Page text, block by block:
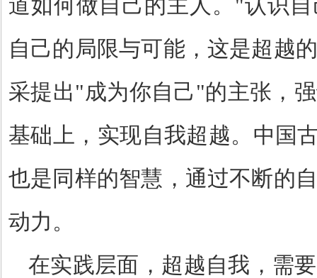
道如何做自己的主人。 "认识
自己的局限与可能，这是超越
采提出"成为你自己 "的主张，
基础上，实现自我超越。中国
也是同样的智慧，通过不断的
动力。
在实践层面，超越自我，需